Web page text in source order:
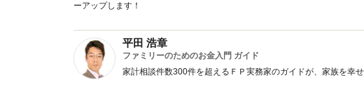
ーアップします！
平田 浩章
ファミリーのためのお金入門 ガイド
家計相談件数300件を超えるＦＰ実務家のガイドが、家族を幸